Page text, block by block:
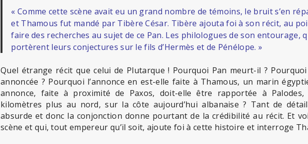
« Comme cette scène avait eu un grand nombre de témoins, le bruit s’en
et Thamous fut mandé par Tibère César. Tibère ajouta foi à son récit, au
faire des recherches au sujet de ce Pan. Les philologues de son entourage,
portèrent leurs conjectures sur le fils d’Hermès et de Pénélope. »
Quel étrange récit que celui de Plutarque ! Pourquoi Pan meurt-il ?
annoncée ? Pourquoi l’annonce en est-elle faite à Thamous, un marin
annonce, faite à proximité de Paxos, doit-elle être rapportée à Palodes,
kilomètres plus au nord, sur la côte aujourd’hui albanaise ? Tant de
absurde et donc la conjonction donne pourtant de la crédibilité au récit. Et
scène et qui, tout empereur qu’il soit, ajoute foi à cette histoire et interroge